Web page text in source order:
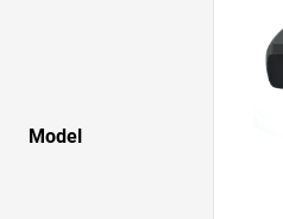
Model